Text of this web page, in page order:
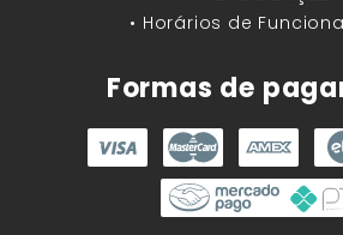
• Horários de
Formas de